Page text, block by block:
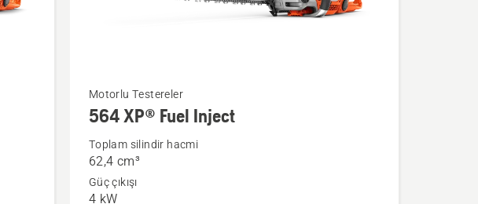
564 XP®
Fuel
Inject
hakkında
daha
Motorlu Testereler
564 XP® Fuel Inject
Toplam silindir hacmi
62,4 cm³
Güç çıkışı
4 kW